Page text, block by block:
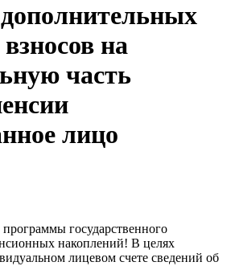
на
часть
лицо
государственного
накоплений! В целях
лицевом счете сведений об